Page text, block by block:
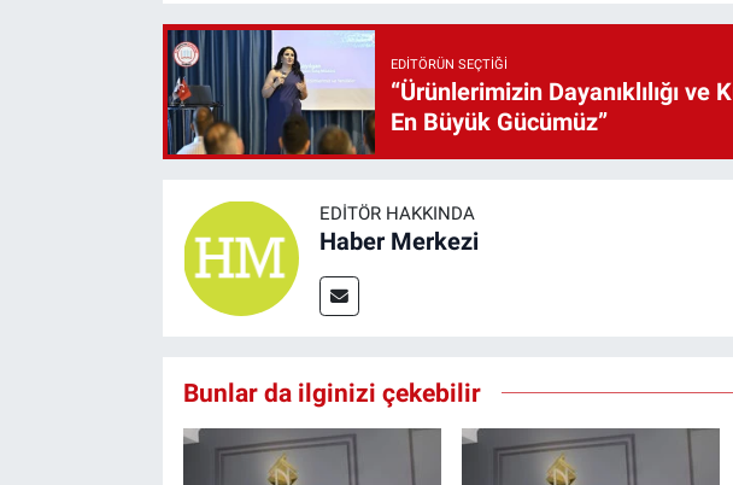
EDITÖRÜN SEÇTIĞI
“Ürünlerimizin Dayanıklılığı ve
En Büyük Gücümüz”
EDITÖR HAKKINDA
Haber Merkezi
Bunlar da ilginizi çekebilir